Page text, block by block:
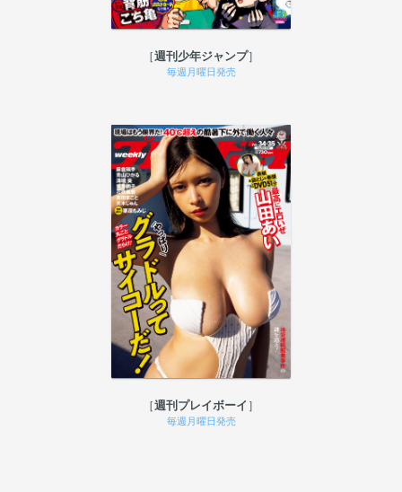
週刊少年ジャンプ
毎週月曜日発売
週刊プレイボーイ
毎週月曜日発売